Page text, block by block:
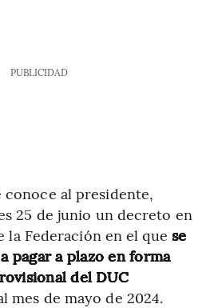
PUBLICIDAD
conoce al presidente,
25 de junio un decreto en
la Federación en el que se
pagar a plazo en forma
del DUC
mes de mayo de 2024.